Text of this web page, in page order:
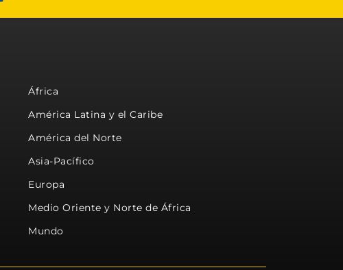
África
América Latina y el Caribe
América del Norte
Asia-Pacífico
Europa
Medio Oriente y Norte de África
Mundo